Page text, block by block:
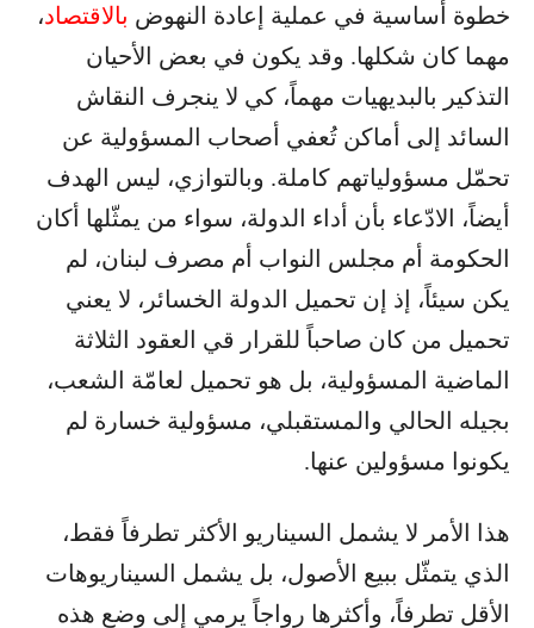
خطوة أساسية في عملية إعادة النهوض بالاقتصاد،
مهما كان شكلها. وقد يكون في بعض الأحيان
التذكير بالبديهيات مهماً، كي لا ينجرف النقاش
السائد إلى أماكن تُعفي أصحاب المسؤولية عن
تحمّل مسؤولياتهم كاملة. وبالتوازي، ليس الهدف
أيضاً، الادّعاء بأن أداء الدولة، سواء من يمثّلها أكان
الحكومة أم مجلس النواب أم مصرف لبنان، لم
يكن سيئاً، إذ إن تحميل الدولة الخسائر، لا يعني
تحميل من كان صاحباً للقرار قي العقود الثلاثة
الماضية المسؤولية، بل هو تحميل لعامّة الشعب،
بجيله الحالي والمستقبلي، مسؤولية خسارة لم
يكونوا مسؤولين عنها.
هذا الأمر لا يشمل السيناريو الأكثر تطرفاً فقط،
الذي يتمثّل ببيع الأصول، بل يشمل السيناريوهات
الأقل تطرفاً، وأكثرها رواجاً يرمي إلى وضع هذه